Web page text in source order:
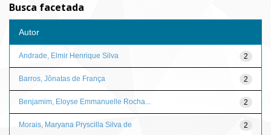
Busca facetada
Autor
2
Andrade, Elmir Henrique Silva
2
Barros, Jônatas de França
2
Benjamim, Eloyse Emmanuelle Rocha...
2
Morais, Maryana Pryscilla Silva de